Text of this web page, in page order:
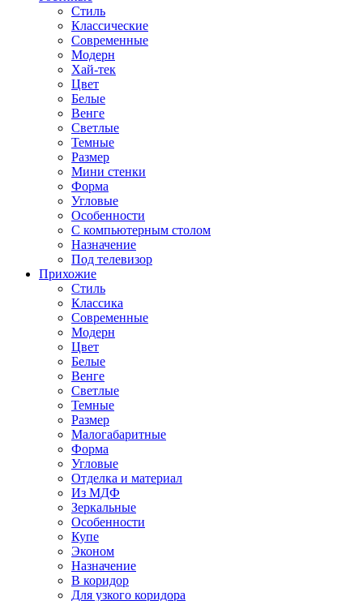
Стиль
Классические
Современные
Модерн
Хай-тек
Цвет
Белые
Венге
Светлые
Темные
Размер
Мини стенки
Форма
Угловые
Особенности
С компьютерным столом
Назначение
Под телевизор
Прихожие
Стиль
Классика
Современные
Модерн
Цвет
Белые
Венге
Светлые
Темные
Размер
Малогабаритные
Форма
Угловые
Отделка и материал
Из МДФ
Зеркальные
Особенности
Купе
Эконом
Назначение
В коридор
Для узкого коридора